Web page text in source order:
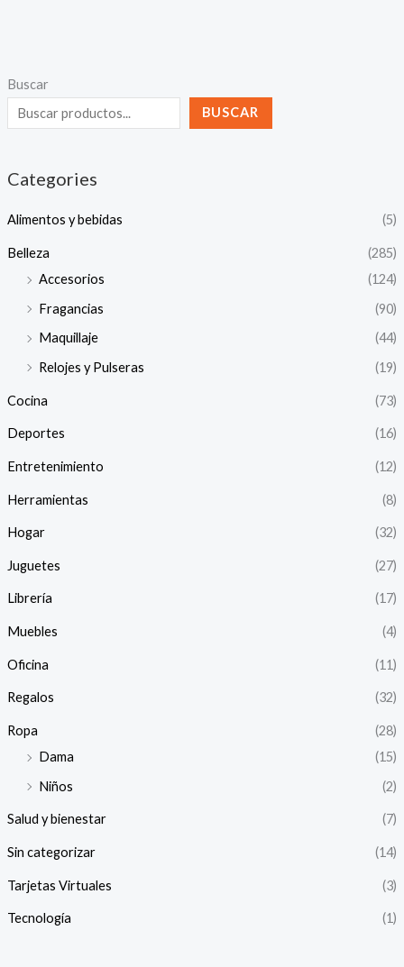
Buscar
BUSCAR
Categories
Alimentos y bebidas (5)
Belleza
(285)
Accesorios
(124)
Fragancias
(90)
Maquillaje
(44)
Relojes y Pulseras
(19)
Cocina (73)
Deportes (16)
Entretenimiento (12)
Herramientas (8)
Hogar (32)
Juguetes (27)
Librería (17)
Muebles (4)
Oficina (11)
Regalos (32)
Ropa
(28)
Dama
(15)
Niños
(2)
Salud y bienestar (7)
Sin categorizar (14)
Tarjetas Virtuales (3)
Tecnología (1)